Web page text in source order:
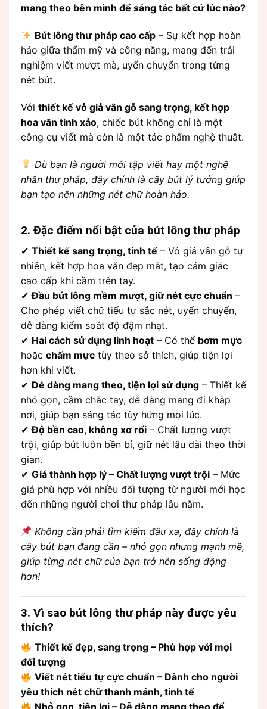
mang theo bên mình để sáng tác bất cứ lúc nào?
Bút lông thư pháp cao cấp – Sự kết hợp hoàn
hảo giữa thẩm mỹ và công năng, mang đến trải
nghiệm viết mượt mà, uyển chuyển trong từng
nét bút.
Với thiết kế vỏ giả vân gỗ sang trọng, kết hợp
hoa văn tinh xảo, chiếc bút không chỉ là một
công cụ viết mà còn là một tác phẩm nghệ thuật.
Dù bạn là người mới tập viết hay một nghệ
nhân thư pháp, đây chính là cây bút lý tưởng giúp
bạn tạo nên những nét chữ hoàn hảo.
2. Đặc điểm nổi bật của bút lông thư pháp
✔ Thiết kế sang trọng, tinh tế – Vỏ giả vân gỗ tự
nhiên, kết hợp hoa văn đẹp mắt, tạo cảm giác
cao cấp khi cầm trên tay.
✔Đầu bút lông mềm mượt, giữ nét cực chuẩn –
Cho phép viết chữ tiểu tự sắc nét, uyển chuyển,
dễ dàng kiểm soát độ đậm nhạt.
✔ Hai cách sử dụng linh hoạt – Có thể bơm mực
hoặc chấm mực tùy theo sở thích, giúp tiện lợi
hơn khi viết.
✔ Dễ dàng mang theo, tiện lợi sử dụng – Thiết kế
nhỏ gọn, cầm chắc tay, dễ dàng mang đi khắp
nơi, giúp bạn sáng tác tùy hứng mọi lúc.
✔Độ bền cao, không xơ rối – Chất lượng vượt
trội, giúp bút luôn bền bỉ, giữ nét lâu dài theo thời
gian.
✔ Giá thành hợp lý – Chất lượng vượt trội – Mức
giá phù hợp với nhiều đối tượng từ người mới học
đến những người chơi thư pháp lâu năm.
Không cần phải tìm kiếm đâu xa, đây chính là
cây bút bạn đang cần – nhỏ gọn nhưng mạnh mẽ,
giúp từng nét chữ của bạn trở nên sống động
hơn!
3. Vì sao bút lông thư pháp này được yêu
thích?
Thiết kế đẹp, sang trọng – Phù hợp với mọi
đối tượng
Viết nét tiểu tự cực chuẩn – Dành cho người
yêu thích nét chữ thanh mảnh, tinh tế